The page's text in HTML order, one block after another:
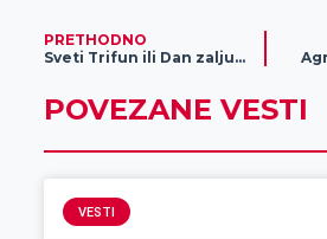
PRETHODNO
Sveti Trifun ili Dan zaljubljenih- Kako Zrenjaninci provode 14. februar?
POVEZANE VESTI
VESTI